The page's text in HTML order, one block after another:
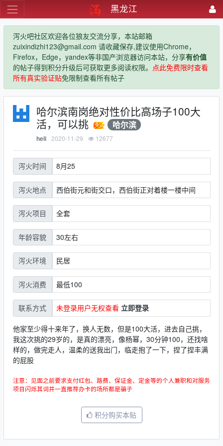
黑龙江
泻火吧社区欢迎各位狼友交流分享，本站邮箱
zuixindizhi123@gmail.com 请收藏保存,建议使用Chrome，
Firefox，Edge，yandex等非国产浏览器访问本站，分享有价值
的帖子得到积分升级后可获取更多阅读权限。 点此免费限时查看
所有真实验证贴免限制查看所有帖子
哈尔滨南岗绝对性价比高场子100大
活，可以挑
哈尔滨
heli 2020-11-29 12677
泻火时间 8月25
泻火地点 西伯街元和街交口，西伯街正对着楼一楼中间
泻火项目 全套
年龄容貌 30左右
泻火环境 民居
泻火消费 最低100
联系方式 未登录用户无权查看 立即登录
他家至少得十来年了，换人无数，但是100大活，进去自己挑，
我这次挑的29岁的，是真的漂亮，像杨幂，30分钟100，还找啥
样的，做完走人，温柔的送我出门，临走抱了一下，捏了捏丰满
的屁股
注意：见面之前要求支付红包、路费、保证金、定金等的个人兼职和对服务
项目闪烁其词并一直推荐办卡的场所都是骗子
积分购买本贴